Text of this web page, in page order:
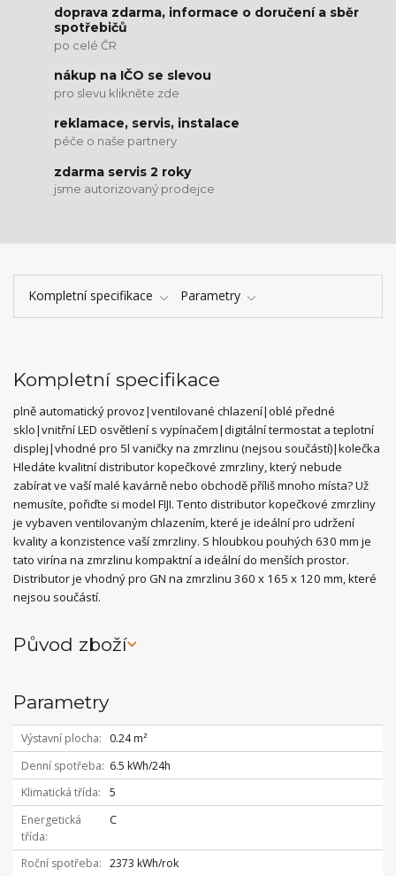
doprava zdarma, informace o doručení a sběr
spotřebičů
po celé ČR
nákup na IČO se slevou
pro slevu klikněte zde
reklamace, servis, instalace
péče o naše partnery
zdarma servis 2 roky
jsme autorizovaný prodejce
Kompletní specifikace Parametry
Kompletní specifikace
plně automatický provoz|ventilované chlazení|oblé předné
sklo|vnitřní LED osvětlení s vypínačem|digitální termostat a teplotní
displej|vhodné pro 5l vaničky na zmrzlinu (nejsou součástí)|kolečka
Hledáte kvalitní distributor kopečkové zmrzliny, který nebude
zabírat ve vaší malé kavárně nebo obchodě příliš mnoho místa? Už
nemusíte, pořiďte si model FIJI. Tento distributor kopečkové zmrzliny
je vybaven ventilovaným chlazením, které je ideální pro udržení
kvality a konzistence vaší zmrzliny. S hloubkou pouhých 630 mm je
tato virína na zmrzlinu kompaktní a ideální do menších prostor.
Distributor je vhodný pro GN na zmrzlinu 360 x 165 x 120 mm, které
nejsou součástí.
Původ zboží
Parametry
Výstavní plocha
0.24 m²
Denní spotřeba
6.5 kWh/24h
Klimatická třída
5
Energetická
třída
C
Roční spotřeba 2373 kWh/rok